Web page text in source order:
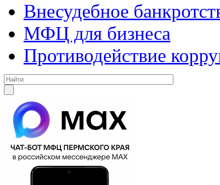
Внесудебное
МФЦ для бизнеса
Противодействие